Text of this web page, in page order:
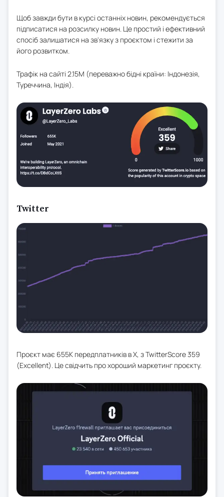
Щоб завжди бути в курсі останніх новин, рекомендується
підписатися на розсилку новин. Це простий і ефективний
спосіб залишатися на зв'язку з проєктом і стежити за
його розвитком.
Трафік на сайті 2.15М (переважно бідні країни: Індонезія,
Туреччина, Індія).
Twitter
Проєкт має 655K передплатників в X, з TwitterScore 359
(Excellent). Це свідчить про хороший маркетинг проєкту.